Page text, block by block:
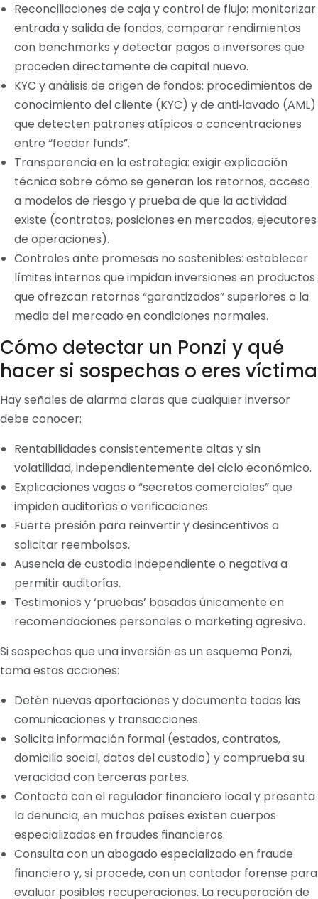
Reconciliaciones de caja y control de flujo: monitorizar
entrada y salida de fondos, comparar rendimientos
con benchmarks y detectar pagos a inversores que
proceden directamente de capital nuevo.
KYC y análisis de origen de fondos: procedimientos de
conocimiento del cliente (KYC) y de anti‑lavado (AML)
que detecten patrones atípicos o concentraciones
entre “feeder funds”.
Transparencia en la estrategia: exigir explicación
técnica sobre cómo se generan los retornos, acceso
a modelos de riesgo y prueba de que la actividad
existe (contratos, posiciones en mercados, ejecutores
de operaciones).
Controles ante promesas no sostenibles: establecer
límites internos que impidan inversiones en productos
que ofrezcan retornos “garantizados” superiores a la
media del mercado en condiciones normales.
Cómo detectar un Ponzi y qué
hacer si sospechas o eres víctima
Hay señales de alarma claras que cualquier inversor
debe conocer:
Rentabilidades consistentemente altas y sin
volatilidad, independientemente del ciclo económico.
Explicaciones vagas o “secretos comerciales” que
impiden auditorías o verificaciones.
Fuerte presión para reinvertir y desincentivos a
solicitar reembolsos.
Ausencia de custodia independiente o negativa a
permitir auditorías.
Testimonios y ‘pruebas’ basadas únicamente en
recomendaciones personales o marketing agresivo.
Si sospechas que una inversión es un esquema Ponzi,
toma estas acciones:
Detén nuevas aportaciones y documenta todas las
comunicaciones y transacciones.
Solicita información formal (estados, contratos,
domicilio social, datos del custodio) y comprueba su
veracidad con terceras partes.
Contacta con el regulador financiero local y presenta
la denuncia; en muchos países existen cuerpos
especializados en fraudes financieros.
Consulta con un abogado especializado en fraude
financiero y, si procede, con un contador forense para
evaluar posibles recuperaciones. La recuperación de